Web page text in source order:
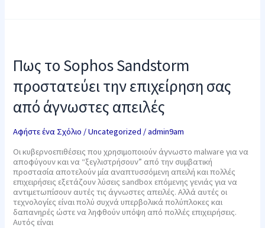
Πως το Sophos Sandstorm
προστατεύει την επιχείρηση σας
από άγνωστες απειλές
Αφήστε ένα Σχόλιο /Uncategorized /admin9am
Οι κυβερνοεπιθέσεις που χρησιμοποιούν άγνωστο malware για να
αποφύγουν και να “ξεγλιστρήσουν” από την συμβατική
προστασία αποτελούν μία αναπτυσσόμενη απειλή και πολλές
επιχειρήσεις εξετάζουν λύσεις sandbox επόμενης γενιάς για να
αντιμετωπίσουν αυτές τις άγνωστες απειλές. Αλλά αυτές οι
τεχνολογίες είναι πολύ συχνά υπερβολικά πολύπλοκες και
δαπανηρές ώστε να ληφθούν υπόψη από πολλές επιχειρήσεις.
Αυτός είναι
Sandstorm
προστατεύει
την
επιχείρηση
σας
άγνωστες
απειλές